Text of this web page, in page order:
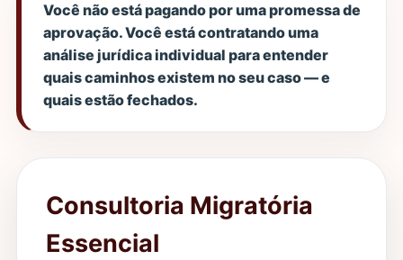
Você não está pagando por uma promessa de
aprovação. Você está contratando uma
análise jurídica individual para entender
quais caminhos existem no seu caso — e
quais estão fechados.
Consultoria Migratória
Essencial